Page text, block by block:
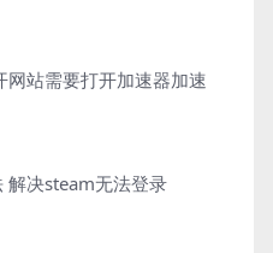
网站需要打开加速器加速
解决steam无法登录